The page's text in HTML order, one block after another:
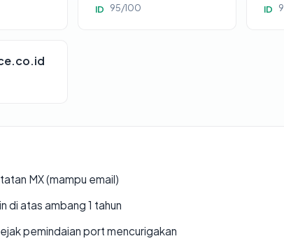
ID 95/100 ID
MX (mampu email)
di atas ambang 1 tahun
pemindaian port mencurigakan